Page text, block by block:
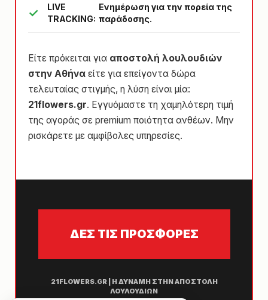
LIVE
TRACKING:
Ενημέρωση για την πορεία της
παράδοσης.
Είτε πρόκειται για αποστολή λουλουδιών
στην Αθήναείτε για επείγοντα δώρα
τελευταίας στιγμής, η λύση είναι μία:
21flowers.gr. Εγγυόμαστε τη χαμηλότερη τιμή
της αγοράς σε premium ποιότητα ανθέων. Μην
ρισκάρετε με αμφίβολες υπηρεσίες.
ΔΕΣ ΤΙΣ ΠΡΟΣΦΟΡΕΣ
21FLOWERS.GR | Η ΔΥΝΑΜΗ ΣΤΗΝ ΑΠΟΣΤΟΛΗ
ΛΟΥΛΟΥΔΙΩΝ